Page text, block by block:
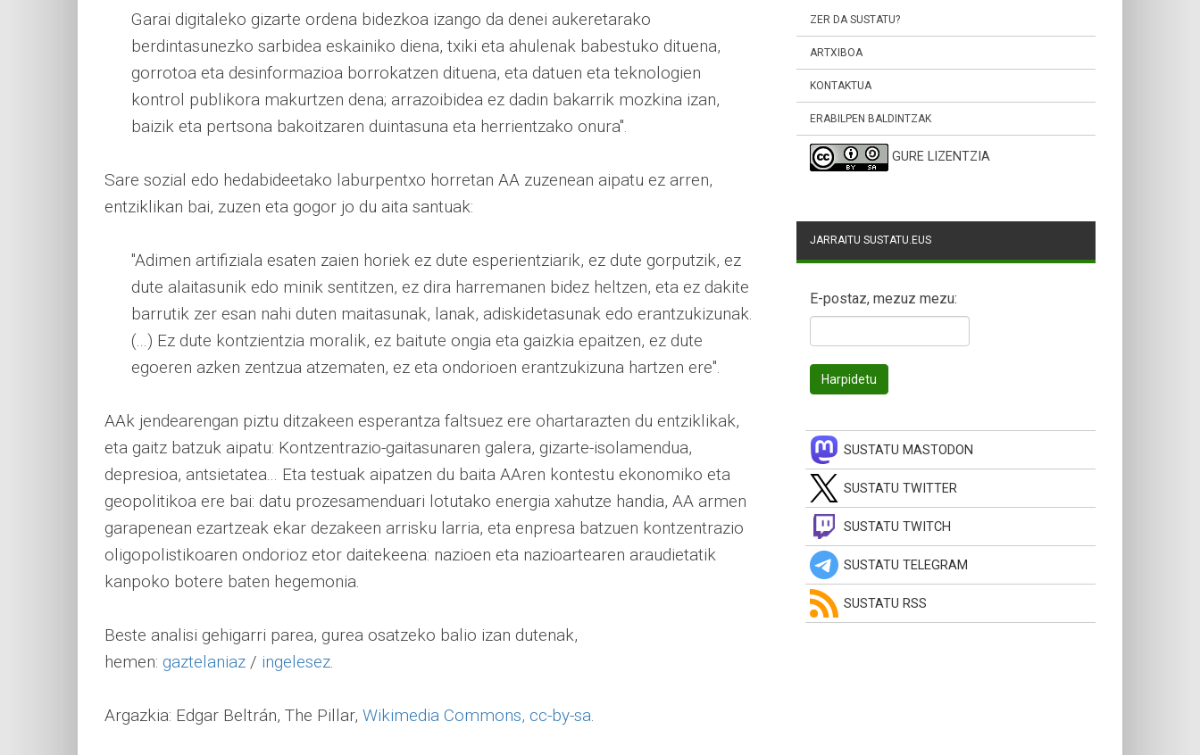
Garai digitaleko gizarte ordena bidezkoa izango da denei aukeretarako
berdintasunezko sarbidea eskainiko diena, txiki eta ahulenak babestuko dituena,
gorrotoa eta desinformazioa borrokatzen dituena, eta datuen eta teknologien
kontrol publikora makurtzen dena; arrazoibidea ez dadin bakarrik mozkina izan,
baizik eta pertsona bakoitzaren duintasuna eta herrientzako onura".
Sare sozial edo hedabideetako laburpentxo horretan AA zuzenean aipatu ez arren,
entziklikan bai, zuzen eta gogor jo du aita santuak:
"Adimen artifiziala esaten zaien horiek ez dute esperientziarik, ez dute gorputzik, ez
dute alaitasunik edo minik sentitzen, ez dira harremanen bidez heltzen, eta ez dakite
barrutik zer esan nahi duten maitasunak, lanak, adiskidetasunak edo erantzukizunak.
(...) Ez dute kontzientzia moralik, ez baitute ongia eta gaizkia epaitzen, ez dute
egoeren azken zentzua atzematen, ez eta ondorioen erantzukizuna hartzen ere".
AAk jendearengan piztu ditzakeen esperantza faltsuez ere ohartarazten du entziklikak,
eta gaitz batzuk aipatu: Kontzentrazio-gaitasunaren galera, gizarte-isolamendua,
depresioa, antsietatea... Eta testuak aipatzen du baita AAren kontestu ekonomiko eta
geopolitikoa ere bai: datu prozesamenduari lotutako energia xahutze handia, AA armen
garapenean ezartzeak ekar dezakeen arrisku larria, eta enpresa batzuen kontzentrazio
oligopolistikoaren ondorioz etor daitekeena: nazioen eta nazioartearen araudietatik
kanpoko botere baten hegemonia.
Beste analisi gehigarri parea, gurea osatzeko balio izan dutenak,
hemen: gaztelaniaz / ingelesez.
Argazkia: Edgar Beltrán, The Pillar, Wikimedia Commons, cc-by-sa.
ZER DA SUSTATU?
ARTXIBOA
KONTAKTUA
ERABILPEN BALDINTZAK
GURE LIZENTZIA
JARRAITU SUSTATU.EUS
E-postaz, mezuz mezu:
SUSTATU MASTODON
SUSTATU TWITTER
SUSTATU TWITCH
SUSTATU TELEGRAM
SUSTATU RSS